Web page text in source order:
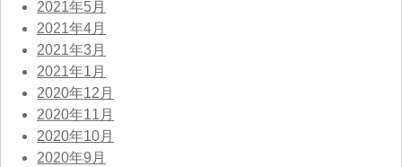
2021年5月
2021年4月
2021年3月
2021年1月
2020年12月
2020年11月
2020年10月
2020年9月